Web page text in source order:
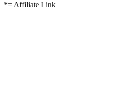
*= Affiliate Link